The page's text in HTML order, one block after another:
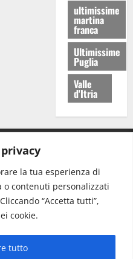
la tua esperienza di
contenuti personalizzati
“Accetta tutti”,
cookie.
tutto
ultimissime
martina
franca
Ultimissime
Puglia
Valle
d'Itria